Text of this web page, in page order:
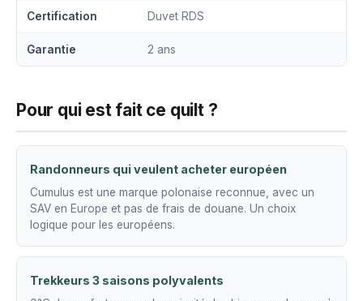
Certification Duvet RDS
Garantie 2 ans
Pour qui est fait ce quilt ?
Randonneurs qui veulent acheter européen
Cumulus est une marque polonaise reconnue, avec un
SAV en Europe et pas de frais de douane. Un choix
logique pour les européens.
Trekkeurs 3 saisons polyvalents